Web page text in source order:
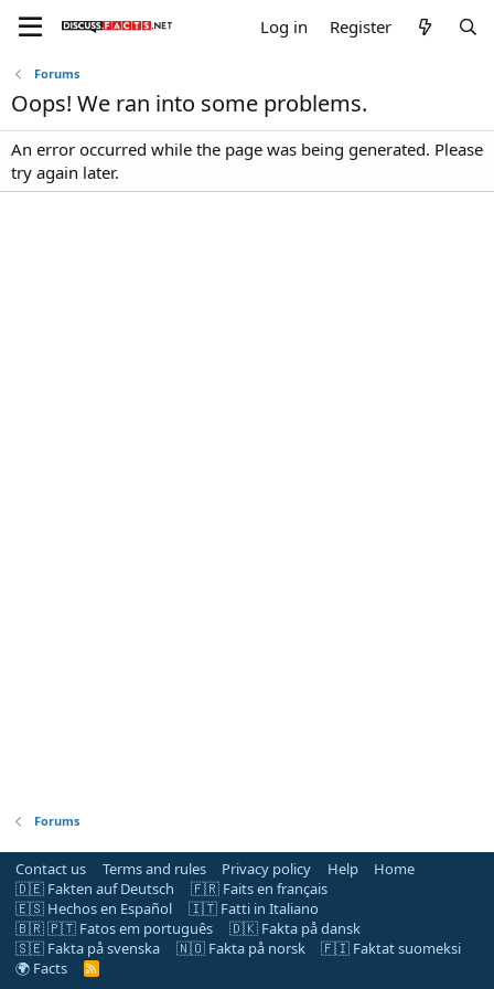
Log in Register
Forums
Oops! We ran into some problems.
An error occurred while the page was being generated. Please
try again later.
Forums
Contact us Terms and rules Privacy policy Help
Home
🇩🇪 Fakten auf Deutsch
🇫🇷 Faits en français
🇪🇸 Hechos en Español
🇮🇹 Fatti in Italiano
🇧🇷 🇵🇹 Fatos em português
🇩🇰 Fakta på dansk
🇸🇪 Fakta på svenska
🇳🇴 Fakta på norsk
🇫🇮 Faktat suomeksi
🌍 Facts
R